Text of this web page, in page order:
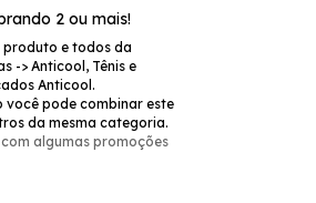
2 ou mais!
e todos da
-> Anticool, Tênis e
Anticool.
você pode combinar este
da mesma categoria.
algumas promoções